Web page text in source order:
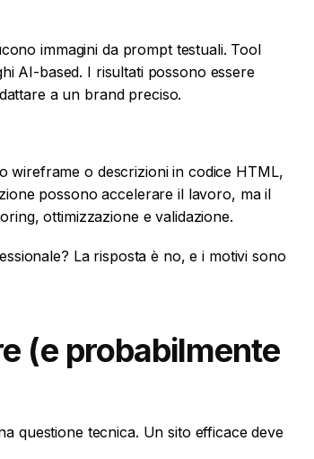
immagini da prompt testuali. Tool
AI-based. I risultati possono essere
a un brand preciso.
wireframe o descrizioni in codice HTML,
possono accelerare il lavoro, ma il
ottimizzazione e validazione.
La risposta è no, e i motivi sono
(e probabilmente
questione tecnica. Un sito efficace deve